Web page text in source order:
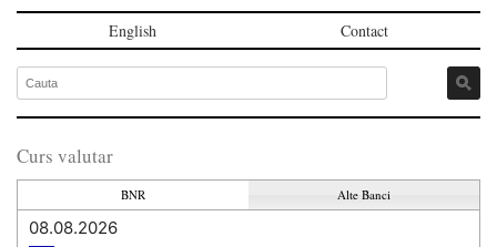
English Contact
Curs valutar
BNR Alte Banci
08.08.2026